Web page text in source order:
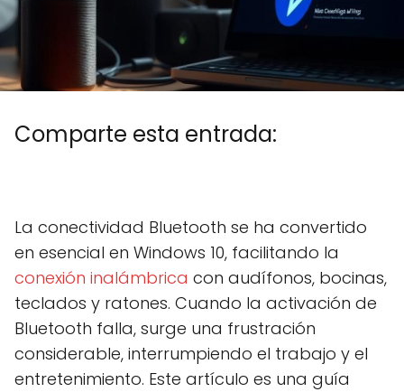
Comparte esta entrada:
p
r
t
i
r
e
n
w
t
t
e
r
)
p
a
r
t
r
e
n
e
b
o
o
k
p
a
r
t
i
r
e
n
t
e
r
e
s
t
p
r
t
i
r
e
n
k
d
I
n
p
t
r
e
i
La conectividad Bluetooth se ha convertido
en esencial en Windows 10, facilitando la
conexión inalámbrica con audífonos, bocinas,
teclados y ratones. Cuando la activación de
Bluetooth falla, surge una frustración
considerable, interrumpiendo el trabajo y el
entretenimiento. Este artículo es una guía